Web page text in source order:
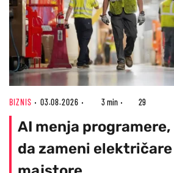
BIZNIS 03.08.2026 3 min 29
AI menja programere,
da zameni